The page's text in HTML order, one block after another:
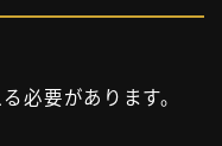
必要があります。